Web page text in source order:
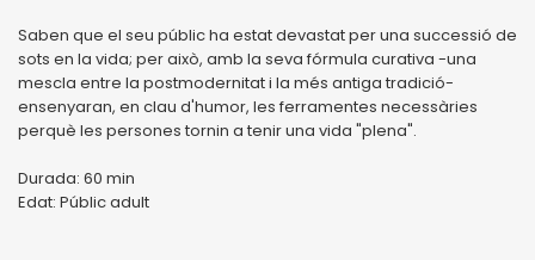
Saben que el seu públic ha estat devastat per una successió de
sots en la vida; per això, amb la seva fórmula curativa -una
mescla entre la postmodernitat i la més antiga tradició-
ensenyaran, en clau d'humor, les ferramentes necessàries
perquè les persones tornin a tenir una vida "plena".
Durada: 60 min
Edat: Públic adult